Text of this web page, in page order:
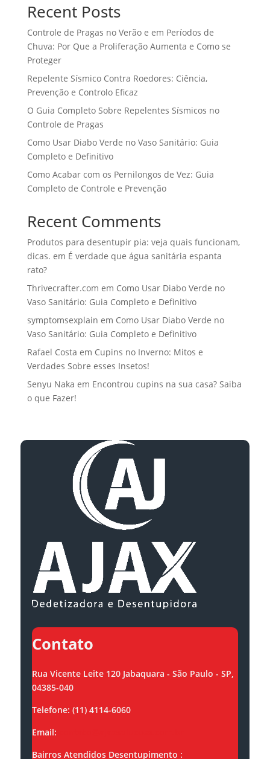
Recent Posts
Controle de Pragas no Verão e em Períodos de
Chuva: Por Que a Proliferação Aumenta e Como se
Proteger
Repelente Sísmico Contra Roedores: Ciência,
Prevenção e Controlo Eficaz
O Guia Completo Sobre Repelentes Sísmicos no
Controle de Pragas
Como Usar Diabo Verde no Vaso Sanitário: Guia
Completo e Definitivo
Como Acabar com os Pernilongos de Vez: Guia
Completo de Controle e Prevenção
Recent Comments
Produtos para desentupir pia: veja quais funcionam,
dicas. em É verdade que água sanitária espanta
rato?
Thrivecrafter.com em Como Usar Diabo Verde no
Vaso Sanitário: Guia Completo e Definitivo
symptomsexplain em Como Usar Diabo Verde no
Vaso Sanitário: Guia Completo e Definitivo
Rafael Costa em Cupins no Inverno: Mitos e
Verdades Sobre esses Insetos!
Senyu Naka em Encontrou cupins na sua casa? Saiba
o que Fazer!
Contato
Rua Vicente Leite 120 Jabaquara - São Paulo - SP,
04385-040
Telefone: (11) 4114-6060
Email:
Bairros Atendidos Desentupimento :